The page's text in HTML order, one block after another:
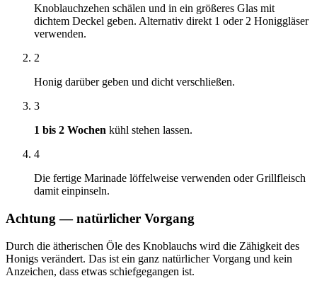
Knoblauchzehen schälen und in ein größeres Glas mit
dichtem Deckel geben. Alternativ direkt 1 oder 2 Honiggläser
verwenden.
2
Honig darüber geben und dicht verschließen.
3
1 bis 2 Wochen kühl stehen lassen.
4
Die fertige Marinade löffelweise verwenden oder Grillfleisch
damit einpinseln.
Achtung — natürlicher Vorgang
Durch die ätherischen Öle des Knoblauchs wird die Zähigkeit des
Honigs verändert. Das ist ein ganz natürlicher Vorgang und kein
Anzeichen, dass etwas schiefgegangen ist.